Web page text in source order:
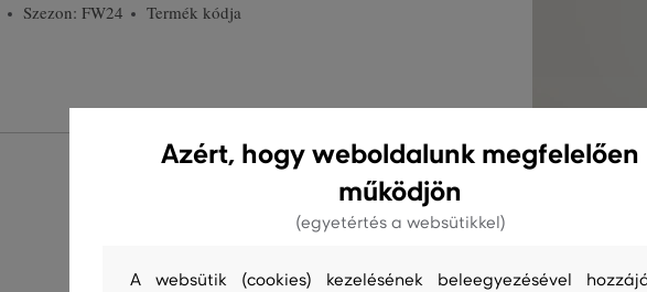
Szezon: FW24
Termék kódja
Azért, hogy weboldalunk megfelelően
működjön
(egyetértés a websütikkel)
A websütik (cookies) kezelésének beleegyezésével